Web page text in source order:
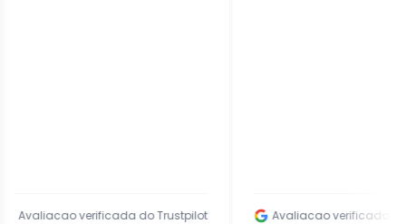
verificada do Trustpilot Avaliacao verificada do